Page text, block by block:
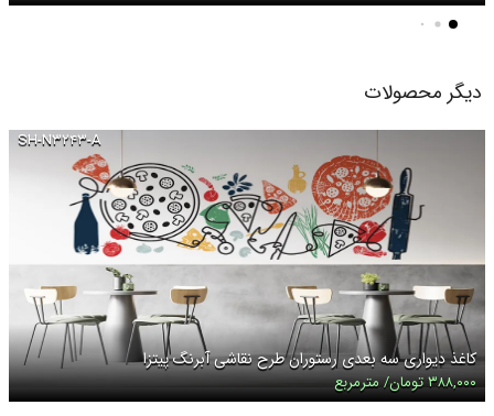
دیگر محصولات
SH-N۳۲۴۳-A
کاغذ دیواری سه بعدی رستوران طرح نقاشی آبرنگ پیتزا
۳۸۸,۰۰۰ تومان/ مترمربع